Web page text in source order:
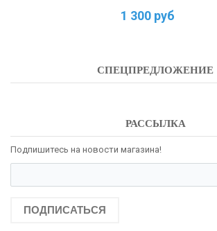
1 300 руб
СПЕЦПРЕДЛОЖЕНИЕ
РАССЫЛКА
Подпишитесь на новости магазина!
ПОДПИСАТЬСЯ